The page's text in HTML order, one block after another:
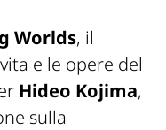
Worlds, il
e le opere del
Hideo Kojima,
sulla